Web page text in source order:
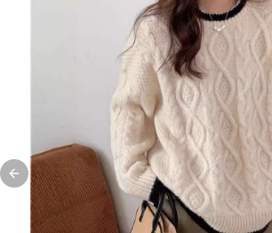
Previous slide